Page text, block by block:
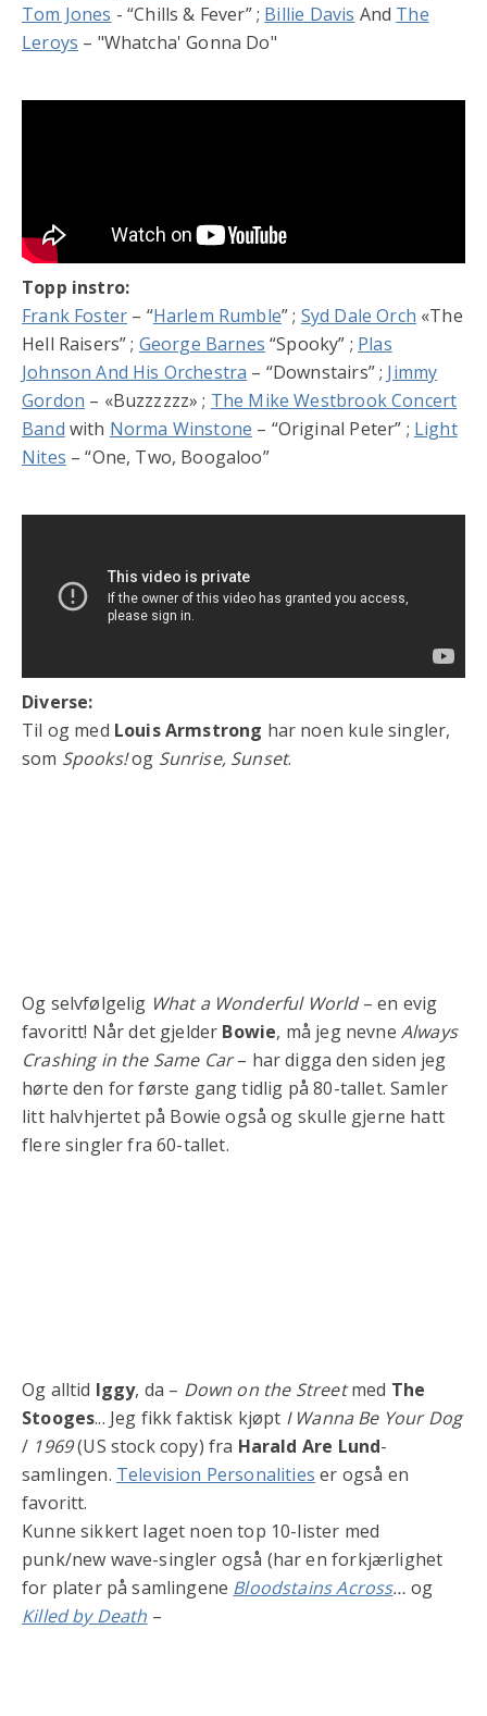
Tom Jones - “Chills & Fever” ; Billie Davis And The
Leroys – "Whatcha' Gonna Do"
Topp instro:
Frank Foster – “Harlem Rumble” ; Syd Dale Orch «The
Hell Raisers” ; George Barnes “Spooky” ; Plas
Johnson And His Orchestra – “Downstairs” ; Jimmy
Gordon – «Buzzzzzz» ; The Mike Westbrook Concert
Band with Norma Winstone – “Original Peter” ; Light
Nites – “One, Two, Boogaloo”
Diverse:
Til og med Louis Armstrong har noen kule singler,
som Spooks!og Sunrise, Sunset.
Og selvfølgelig What a Wonderful World– en evig
favoritt! Når det gjelder Bowie, må jeg nevne Always
Crashing in the Same Car– har digga den siden jeg
hørte den for første gang tidlig på 80-tallet. Samler
litt halvhjertet på Bowie også og skulle gjerne hatt
flere singler fra 60-tallet.
Og alltid Iggy, da – Down on the Streetmed The
Stooges... Jeg fikk faktisk kjøpt I Wanna Be Your Dog
/ 1969(US stock copy) fra Harald Are Lund-
samlingen. Television Personalities er også en
favoritt.
Kunne sikkert laget noen top 10-lister med
punk/new wave-singler også (har en forkjærlighet
for plater på samlingene Bloodstains Across… og
Killed by Death –